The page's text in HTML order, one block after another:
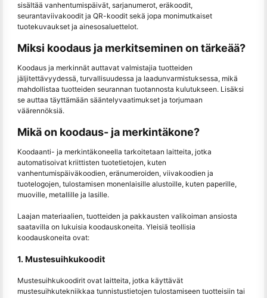
sisältää vanhentumispäivät, sarjanumerot, eräkoodit,
seurantaviivakoodit ja QR-koodit sekä jopa monimutkaiset
tuotekuvaukset ja ainesosaluettelot.
Miksi koodaus ja merkitseminen on tärkeää?
Koodaus ja merkinnät auttavat valmistajia tuotteiden
jäljitettävyydessä, turvallisuudessa ja laadunvarmistuksessa, mikä
mahdollistaa tuotteiden seurannan tuotannosta kulutukseen. Lisäksi
se auttaa täyttämään sääntelyvaatimukset ja torjumaan
väärennöksiä.
Mikä on koodaus- ja merkintäkone?
Koodaanti- ja merkintäkoneella tarkoitetaan laitteita, jotka
automatisoivat kriittisten tuotetietojen, kuten
vanhentumispäiväkoodien, eränumeroiden, viivakoodien ja
tuotelogojen, tulostamisen monenlaisille alustoille, kuten paperille,
muoville, metallille ja lasille.
Laajan materiaalien, tuotteiden ja pakkausten valikoiman ansiosta
saatavilla on lukuisia koodauskoneita. Yleisiä teollisia
koodauskoneita ovat:
1. Mustesuihkukoodit
Mustesuihkukoodirit ovat laitteita, jotka käyttävät
mustesuihkutekniikkaa tunnistustietojen tulostamiseen tuotteisiin tai